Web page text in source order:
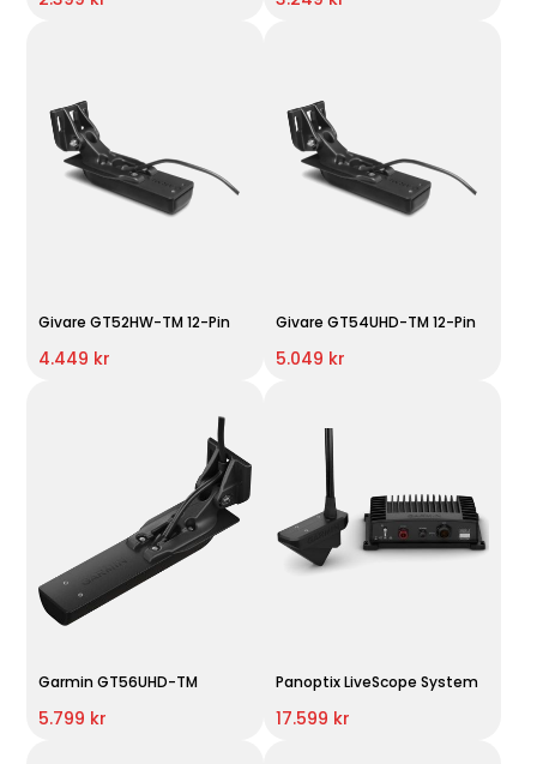
Givare GT52HW-TM 12-Pin
4.449 kr
Givare GT54UHD-TM 12-Pin
5.049 kr
Garmin GT56UHD-TM
5.799 kr
Panoptix LiveScope System
17.599 kr